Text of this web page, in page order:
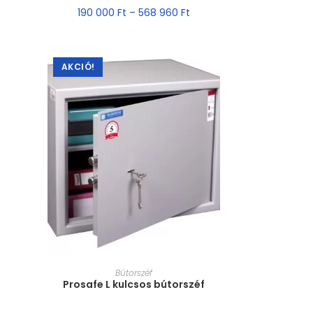
190 000 Ft – 568 960 Ft
AKCIÓ!
MÉRET VÁLASZTÁSA
Bútorszéf
Prosafe L kulcsos bútorszéf